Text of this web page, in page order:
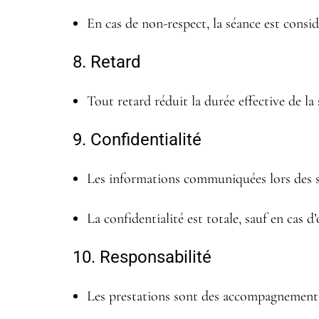
En cas de non-respect, la séance est
8. Retard
Tout retard réduit la durée effective de
9. Confidentialité
Les informations communiquées lors des
La confidentialité est totale, sauf en cas
10. Responsabilité
Les prestations sont des